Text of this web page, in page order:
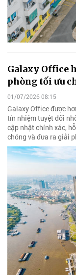
Galaxy Office
phòng tối ưu
01/07/2026 08:15
Galaxy Office được
tín nhiệm tuyệt đối
cập nhật chính xác,
chóng và đưa ra giải